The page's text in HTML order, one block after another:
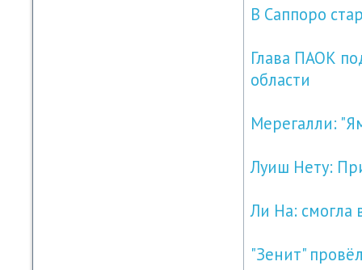
В Саппоро
Глава ПАОК
области
Мерегалли:
Луиш Нету:
Ли На: смогла
"Зенит"